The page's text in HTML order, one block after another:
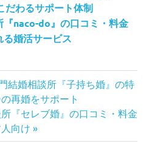
だわるサポート体制
『naco-do』の口コミ・料金
る婚活サービス
結婚相談所『子持ち婚』の特
再婚をサポート
『セレブ婚』の口コミ・料金
向け